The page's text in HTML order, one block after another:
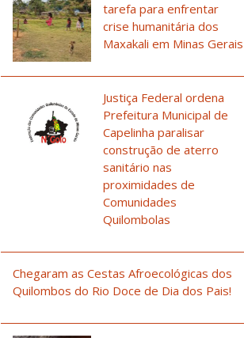
tarefa para enfrentar
crise humanitária dos
Maxakali em Minas Gerais
Justiça Federal ordena
Prefeitura Municipal de
Capelinha paralisar
construção de aterro
sanitário nas
proximidades de
Comunidades
Quilombolas
Chegaram as Cestas Afroecológicas dos
Quilombos do Rio Doce de Dia dos Pais!